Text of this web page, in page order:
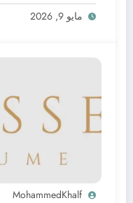
مايو 9, 2026
MohammedKhalf